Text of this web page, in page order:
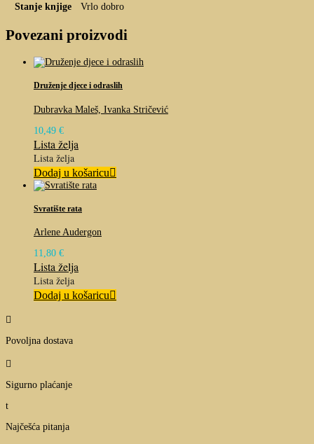
Stanje knjige
Vrlo dobro
Povezani proizvodi
Druženje djece i odraslih
Dubravka Maleš, Ivanka Stričević
10,49 €
Lista želja
Lista želja
Dodaj u košaricu
Svratište rata
Arlene Audergon
11,80 €
Lista želja
Lista želja
Dodaj u košaricu

Povoljna dostava

Sigurno plaćanje
t
Najčešća pitanja